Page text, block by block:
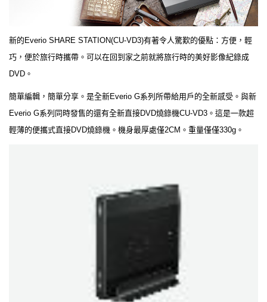
新的Everio SHARE STATION(CU-VD3)有著令人驚歎的優點：方便，輕
巧，便於旅行時攜帶。可以在回到家之前就將旅行時的美好影像紀錄成
DVD。
簡單編輯，簡單分享。是全新Everio G系列所帶給用戶的全新感受。與新
Everio G系列同時發售的還有全新直接DVD燒錄機CU-VD3。這是一款超
輕薄的便攜式直接DVD燒錄機。機身最厚處僅2CM。重量僅僅330g。